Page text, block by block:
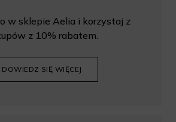
w sklepie Aelia i korzystaj z
z 10% rabatem.
DOWIEDZ SIĘ WIĘCEJ